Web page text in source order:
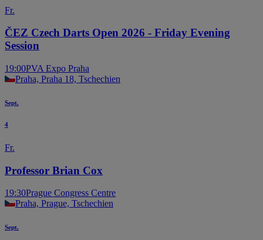
Fr.
ČEZ Czech Darts Open 2026 - Friday Evening
Session
19:00PVA Expo Praha
Praha, Praha 18, Tschechien
Sept.
4
Fr.
Professor Brian Cox
19:30Prague Congress Centre
Praha, Prague, Tschechien
Sept.